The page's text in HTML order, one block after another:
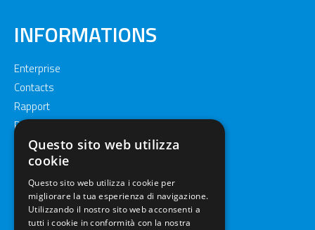
INFORMATIONS
Enterprise
Contacts
Rapport
Privacy policy
Cookie policy
Questo sito web utilizza
cookie
Questo sito web utilizza i cookie per
migliorare la tua esperienza di navigazione.
Utilizzando il nostro sito web acconsenti a
tutti i cookie in conformità con la nostra